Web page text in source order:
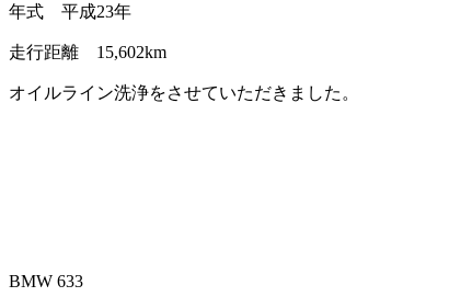
年式 平成23年
走行距離 15,602km
オイルライン洗浄をさせていただきました。
BMW 633